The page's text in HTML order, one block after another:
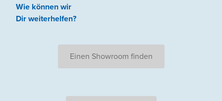
Wie können wir
Dir weiterhelfen?
Einen Showroom finden